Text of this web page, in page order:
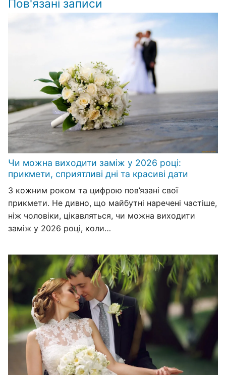
Пов'язані записи
Чи можна виходити заміж у 2026 році:
прикмети, сприятливі дні та красиві дати
З кожним роком та цифрою пов’язані свої
прикмети. Не дивно, що майбутні наречені частіше,
ніж чоловіки, цікавляться, чи можна виходити
заміж у 2026 році, коли…